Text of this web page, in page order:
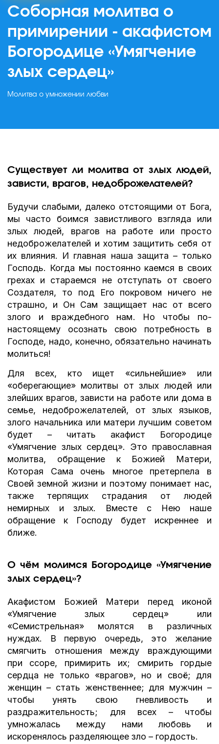
Соборная молитва о
примирении - акафистом
Богородице «Умягчение
злых сердец»
Молитва о умножении любви
Существует ли молитва от злых людей,
зависти, врагов, недоброжелателей?
Будучи слабыми, далеко отстоящими от Бога,
мы часто боимся завистливого взгляда или
злых людей, врагов на работе или просто
недоброжелателей и хотим защитить себя от
их влияния. И главная наша защита – только
Господь. Когда мы постоянно каемся в своих
грехах и стараемся не отступать от своего
Создателя, то под Его покровом ничего не
страшно, и Он Сам защищает нас от всего
злого и враждебного нам. Но чтобы по-
настоящему осознать свою потребность в
Господе, надо, конечно, обязательно начинать
молиться!
Для всех, кто ищет «сильнейшие» или
«оберегающие» молитвы от злых людей или
злейших врагов, зависти на работе или дома в
семье, недоброжелателей, от злых языков,
злого начальника или матери лучшим советом
будет – читать акафист Богородице
«Умягчение злых сердец». Это православная
молитва, обращение к Божией Матери,
Которая Сама очень многое претерпела в
Своей земной жизни и поэтому понимает нас,
также терпящих страдания от людей
немирных и злых. Вместе с Нею наше
обращение к Господу будет искреннее и
ближе.
О чём молимся Богородице «Умягчение
злых сердец»?
Акафистом Божией Матери перед иконой
«Умягчение злых сердец» или
«Семистрельная» молятся в различных
нуждах. В первую очередь, это желание
смягчить отношения между враждующими
при ссоре, примирить их; смирить гордые
сердца не только «врагов», но и своё; для
женщин – стать женственнее; для мужчин –
чтобы унять свою гневливость и
раздражительность; для всех – чтобы
умножалась между нами любовь и
искоренялось разделяющее зло – гордость.